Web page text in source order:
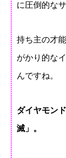
に圧倒的な
持ち主の才
がかり的な
んですね。
ダイヤモン
滅」。